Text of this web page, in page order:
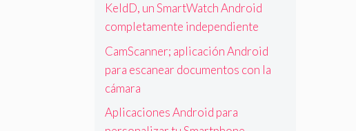
KeldD, un SmartWatch Android
completamente independiente
CamScanner; aplicación Android
para escanear documentos con la
cámara
Aplicaciones Android para